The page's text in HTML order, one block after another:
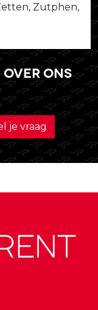
Zutphen,
over ons
je vraag